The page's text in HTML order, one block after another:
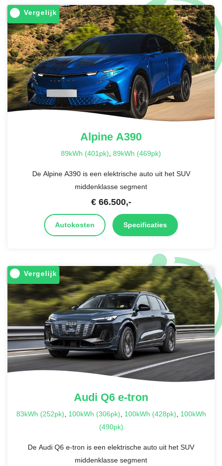
Vergelijk
AlpineA390
89kWh (401pk) 89kWh (469pk)
De Alpine A390 is een elektrische auto uit het SUV
middenklasse segment
€ 66.500,-
Autokosten Specificaties
Vergelijk
Audi Q6 e-tron
83kWh (252pk), 100kWh (306pk), 100kWh (428pk), 100kWh
(490pk)
De Audi Q6 e-tron is een elektrische auto uit het SUV
middenklasse segment